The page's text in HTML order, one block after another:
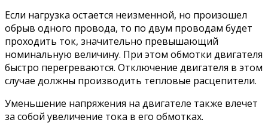
Если нагрузка остается неизменной, но произошел
обрыв одного провода, то по двум проводам будет
проходить ток, значительно превышающий
номинальную величину. При этом обмотки двигателя
быстро перегреваются. Отключение двигателя в этом
случае должны производить тепловые расцепители.
Уменьшение напряжения на двигателе также влечет
за собой увеличение тока в его обмотках.